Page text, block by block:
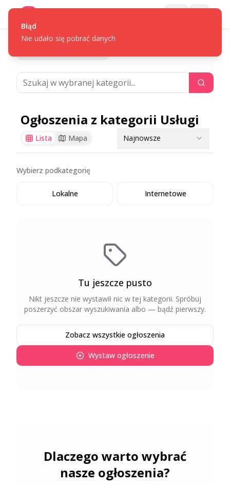
Ogłoszenia z kategorii Usługi
Lista Mapa Najnowsze
Wybierz podkategorię
Lokalne Internetowe
Tu jeszcze pusto
Nikt jeszcze nie wystawił nic w tej kategorii. Spróbuj
poszerzyć obszar wyszukiwania albo — bądź pierwszy.
Zobacz wszystkie ogłoszenia
Wystaw ogłoszenie
Dlaczego warto wybrać
nasze ogłoszenia?
Błąd
Nie udało się pobrać danych